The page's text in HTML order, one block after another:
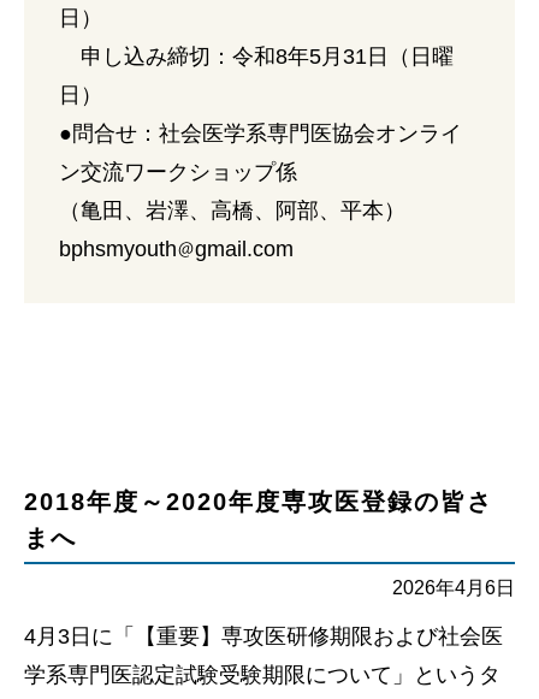
日）
申し込み締切：令和8年5月31日（日曜
日）
●問合せ：社会医学系専門医協会オンライ
ン交流ワークショップ係
（亀田、岩澤、高橋、阿部、平本）
bphsmyouth
gmail.com
2018年度～2020年度専攻医登録の皆さ
まへ
2026年4月6日
4月3日に「【重要】専攻医研修期限および社会医
学系専門医認定試験受験期限について」というタ